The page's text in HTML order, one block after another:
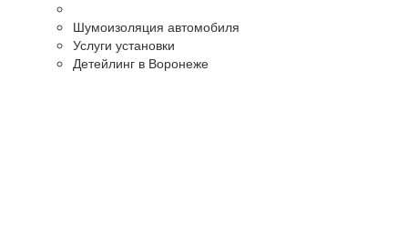
Шумоизоляция автомобиля
Услуги установки
Детейлинг в Воронеже